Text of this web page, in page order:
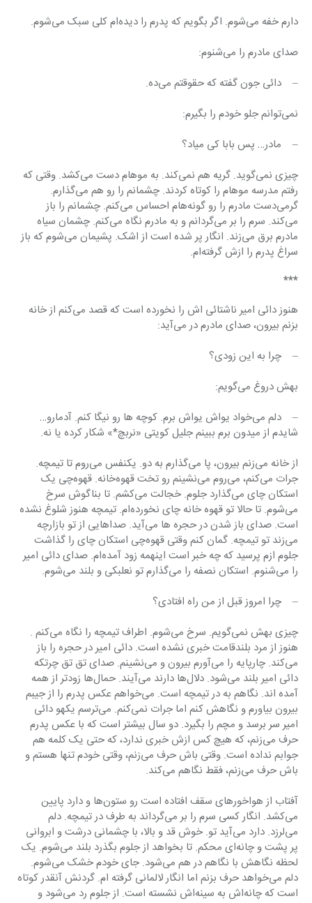
دارم خفه می‌شوم. اگر بگویم که پدرم را دیده‌ام کلی سبک می‌شوم.
صدای مادرم را می‌شنوم:
–    دائی جون گفته که حقوقتم می‌ده.
نمی‌توانم جلو خودم را بگیرم:
–    مادر… پس بابا کی میاد؟
چیزی نمی‌گوید. گریه هم نمی‌کند. به موهام دست می‌کشد. وقتی که
رفتم مدرسه موهام را کوتاه کردند. چشمانم را رو هم می‌گذارم.
گرمی‌دست مادرم را رو گونه‌هام احساس می‌کنم. چشمانم را باز
می‌کند. سرم را بر می‌گردانم و به مادرم نگاه می‌کنم. چشمان سیاه
مادرم برق می‌زند. انگار پر شده است از اشک. پشیمان می‌شوم که باز
سراغ پدرم را ازش گرفته‌ام.
***
هنوز دائی امیر ناشتائی اش را نخورده است که قصد می‌کنم از خانه
بزنم بیرون، صدای مادرم در می‌آید:
–    چرا به این زودی؟
بهش دروغ می‌گویم:
–    دلم می‌خواد یواش یواش برم. کوچه ها رو نیگا کنم. آدمارو…
شایدم از میدون برم ببینم جلیل کویتی «نربچ*» شکار کرده یا نه.
از خانه می‌زنم بیرون، پا می‌گذارم به دو. یکنفس می‌روم تا تیمچه.
جرات می‌کنم، می‌روم می‌نشینم رو تخت قهوه‌خانه. قهوه‌چی یک
استکان چای می‌گذارد جلوم. خجالت می‌کشم. تا بناگوش سرخ
می‌شوم. تا حالا تو قهوه خانه چای نخورده‌ام. تیمچه هنوز شلوغ نشده
است. صدای باز شدن در حجره ها می‌آید. صداهایی از تو بازارچه
می‌زند تو تیمچه. گمان کنم وقتی قهوه‌چی استکان چای را گذاشت
جلوم ازم پرسید که چه خبر است اینهمه زود آمده‌ام. صدای دائی امیر
را می‌شنوم. استکان نصفه را می‌گذارم تو نعلبکی و بلند می‌شوم.
–    چرا امروز قبل از من راه افتادی؟
چیزی بهش نمی‌گویم. سرخ می‌شوم. اطراف تیمچه را نگاه می‌کنم .
هنوز از مرد بلندقامت خبری نشده است. دائی امیر در حجره را باز
می‌کند. چارپایه را می‌آورم بیرون و می‌نشینم. صدای تق تق چرتکه
دائی امیر بلند می‌شود. دلال‌ها دارند می‌آیند. حمال‌ها زودتر از همه
آمده اند. نگاهم به در تیمچه است. می‌خواهم عکس پدرم را از جیبم
بیرون بیاورم و نگاهش کنم اما جرات نمی‌کنم. می‌ترسم یکهو دائی
امیر سر برسد و مچم را بگیرد. دو سال بیشتر است که با عکس پدرم
حرف می‌زنم، که هیچ کس ازش خبری ندارد، که حتی یک کلمه هم
جوابم نداده است. وقتی باش حرف می‌زنم، وقتی خودم تنها هستم و
باش حرف می‌زنم، فقط نگاهم می‌کند.
آفتاب از هواخورهای سقف افتاده است رو ستون‌ها و دارد پایین
می‌کشد. انگار کسی سرم را بر می‌گرداند به طرف در تیمچه. دلم
می‌لرزد. دارد می‌آید تو. خوش قد و بالا، با چشمانی درشت و ابروانی
پر پشت و چانه‌ای محکم. تا بخواهد از جلوم بگذرد بلند می‌شوم. یک
لحظه نگاهش با نگاهم در هم می‌شود. جای خودم خشک می‌شوم.
دلم می‌خواهد حرف بزنم اما انگار لالمانی گرفته ام. گردنش آنقدر کوتاه
است که چانه‌اش به سینه‌اش نشسته است. از جلوم رد می‌شود و